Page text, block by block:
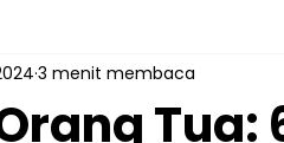
YAPI Playgroup Sakinah
Tua:
3 menit membaca